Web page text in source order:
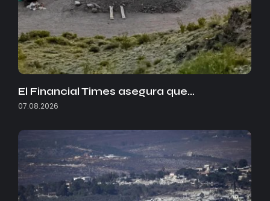
El Financial Times asegura que…
07.08.2026